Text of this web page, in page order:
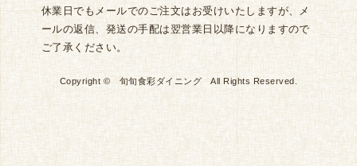
休業日でもメールでのご注文はお受けいたしますが、メ
ールの返信、発送の手配は翌営業日以降になりますので
ご了承ください。
Copyright © 旬旬食彩ダイニング All Rights Reserved.